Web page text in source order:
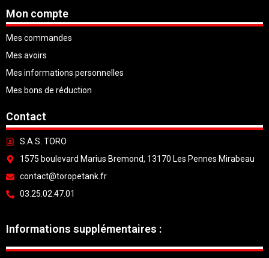
Mon compte
Mes commandes
Mes avoirs
Mes informations personnelles
Mes bons de réduction
Contact
S.A.S. TORO
1575 boulevard Marius Bremond, 13170 Les Pennes Mirabeau
contact@toropetank.fr
03.25.02.47.01
Informations supplémentaires :